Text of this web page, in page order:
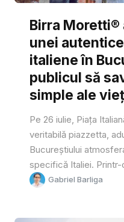
Birra Moretti®
unei
italiene în
publicul să
simple ale
Pe 26 iulie, Piața
veritabilă piazzetta,
Bucureștiului
specifică Italiei. Printr-
Gabriel Barliga